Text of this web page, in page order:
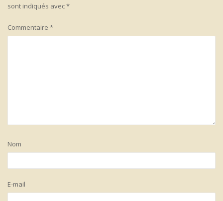
sont indiqués avec*
Commentaire *
Nom
E-mail